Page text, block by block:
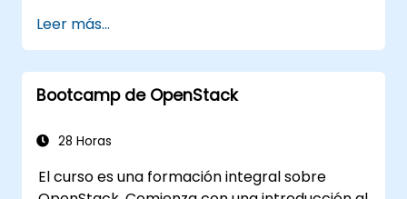
manejar grandes volúmenes de tráfico.
Diagnosticar y resolver problemas
comunes en implementaciones de SDN.
Monitorear y mantener entornos de
a largo plazo.
OpenDaylight para satisfacer las
Leer más...
Bootcamp de OpenStack
28 Horas
El curso es una formación integral sobre